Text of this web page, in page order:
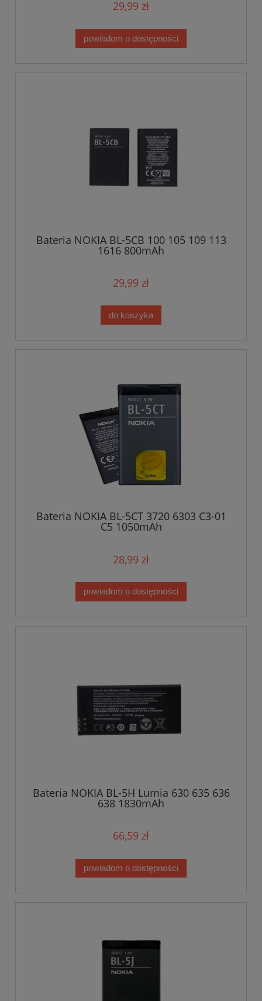
29,99 zł
powiadom o dostępności
Bateria NOKIA BL-5CB 100 105 109 113
1616 800mAh
29,99 zł
do koszyka
Bateria NOKIA BL-5CT 3720 6303 C3-01
C5 1050mAh
28,99 zł
powiadom o dostępności
Bateria NOKIA BL-5H Lumia 630 635 636
638 1830mAh
66,59 zł
powiadom o dostępności